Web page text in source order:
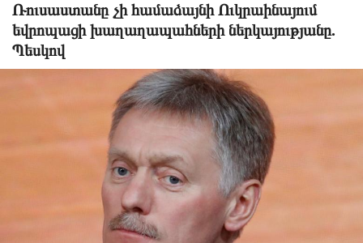
Ռուսաստանը չի համաձայնի Ուկրաինայում
եվրոպացի խաղաղապահների ներկայությանը.
Պեսկով